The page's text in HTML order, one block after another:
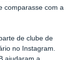
comparasse com a
de clube de
no Instagram.